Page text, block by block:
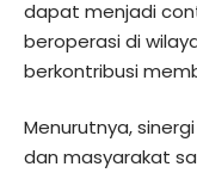
dapat menjadi
beroperasi di
berkontribusi
Menurutnya,
dan masyarakat